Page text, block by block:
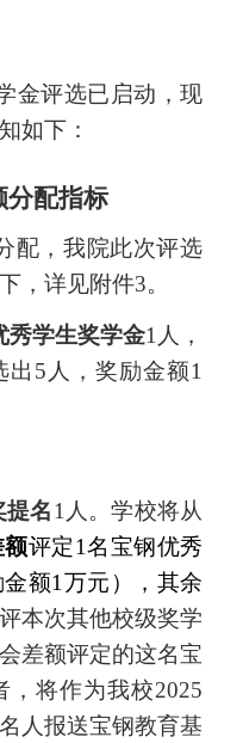
金评选已启动，现
如下：
分配指标
配，我院此次评选
， 详见附件3。
秀学生奖学金1人 ，
出5人，奖励金额1
提名1人 。学校将从
额评定1名宝钢优秀
额1万元），其余
评本次其他校级奖学
差额评定的这名宝
，将作为我校2025
人报送宝钢教育基